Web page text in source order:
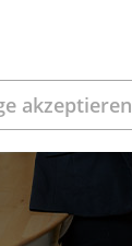
akzeptieren